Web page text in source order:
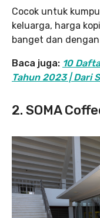
Cocok untuk
keluarga, harga
banget dan
Baca juga: 10
Tahun 2023 | Dari
2. SOMA